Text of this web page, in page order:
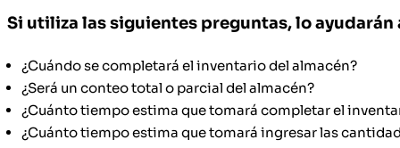
Si utiliza las siguientes preguntas, lo
¿Cuándo se completará el inventario del almacén?
¿Será un conteo total o parcial del almacén?
¿Cuánto tiempo estima que tomará completar el
¿Cuánto tiempo estima que tomará ingresar las